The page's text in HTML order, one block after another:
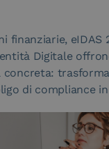
finanziarie, eIDAS
Digitale
concreta:
di compliance